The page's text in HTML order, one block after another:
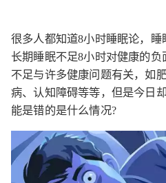
很多人都知道8小时睡眠论，
长期睡眠不足8小时对健康的
不足与许多健康问题有关，如
病、认知障碍等等，但是今日
能是错的是什么情况?